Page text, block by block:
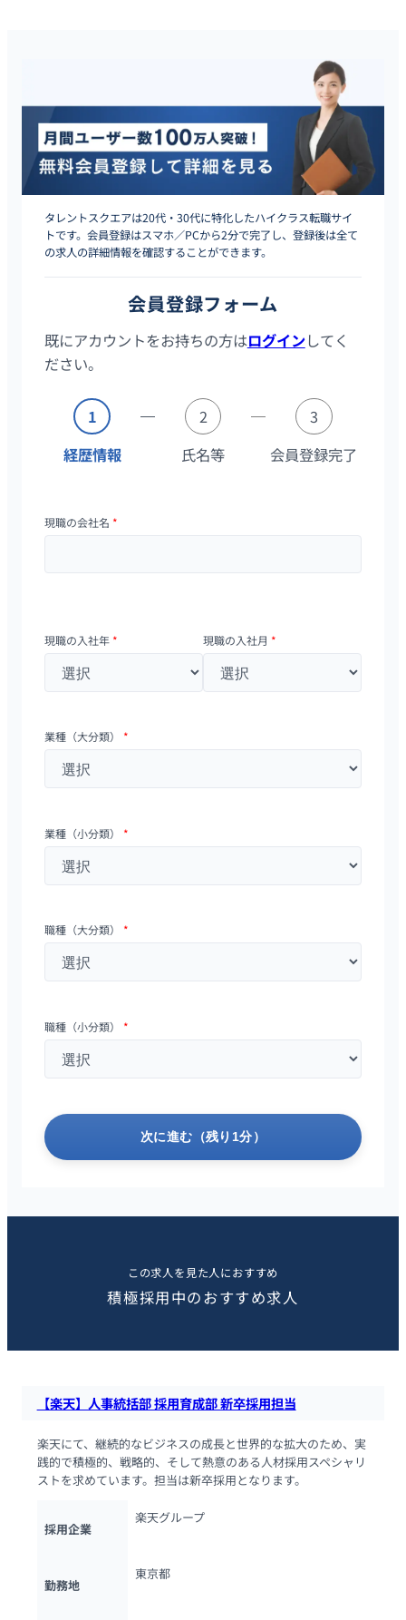
タレントスクエアは20代・30代に特化したハイクラス転職サイ
トです。会員登録はスマホ／PCから2分で完了し、登録後は全て
の求人の詳細情報を確認することができます。
会員登録フォーム
既にアカウントをお持ちの方はログインしてく
ださい。
1
経歴情報
2
氏名等
3
会員登録完了
現職の会社名 *
現職の入社年 * 現職の入社月 *
業種（大分類） *
業種（小分類） *
職種（大分類） *
職種（小分類） *
次に進む（残り1分）
この求人を見た人におすすめ
積極採用中のおすすめ求人
【楽天】人事統括部 採用育成部 新卒採用担当
楽天にて、継続的なビジネスの成長と世界的な拡大のため、実
践的で積極的、戦略的、そして熱意のある人材採用スペシャリ
ストを求めています。担当は新卒採用となります。
採用企業
楽天グループ
勤務地
東京都